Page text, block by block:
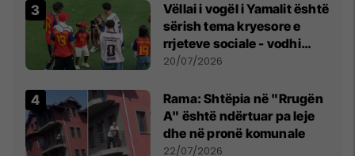
Vëllai i vogël i Yamalit është
sërish tema kryesore e
rrjeteve sociale - vodhi
vëmendjen pas finales së
20/07/2026
Rama: Shtëpia në "Rrugën
A" është ndërtuar pa leje
dhe në pronë komunale
22/07/2026